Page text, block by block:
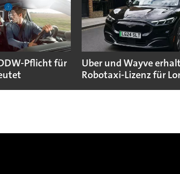
Pflicht für
Uber und Wayve
Robotaxi-Lizenz für